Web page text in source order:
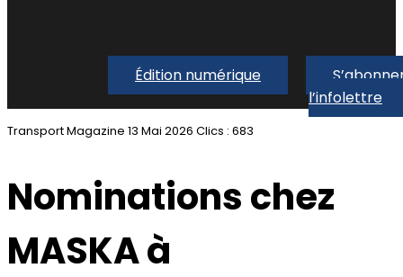
Édition numérique
l’infolettre
Transport Magazine 13 Mai 2026 Clics : 683
Nominations chez
MASKA à